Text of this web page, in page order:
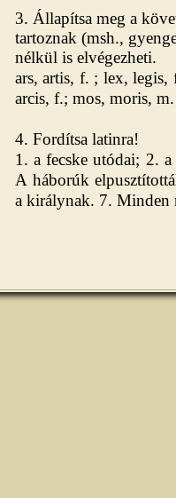
3. Állapítsa meg a
tartoznak (msh.,
nélkül is elvégezheti.
ars, artis, f. ; lex,
arcis, f.; mos, moris, m.
4. Fordítsa latinra!
1. a fecske utódai; 2.
A háborúk
a királynak. 7. Minden